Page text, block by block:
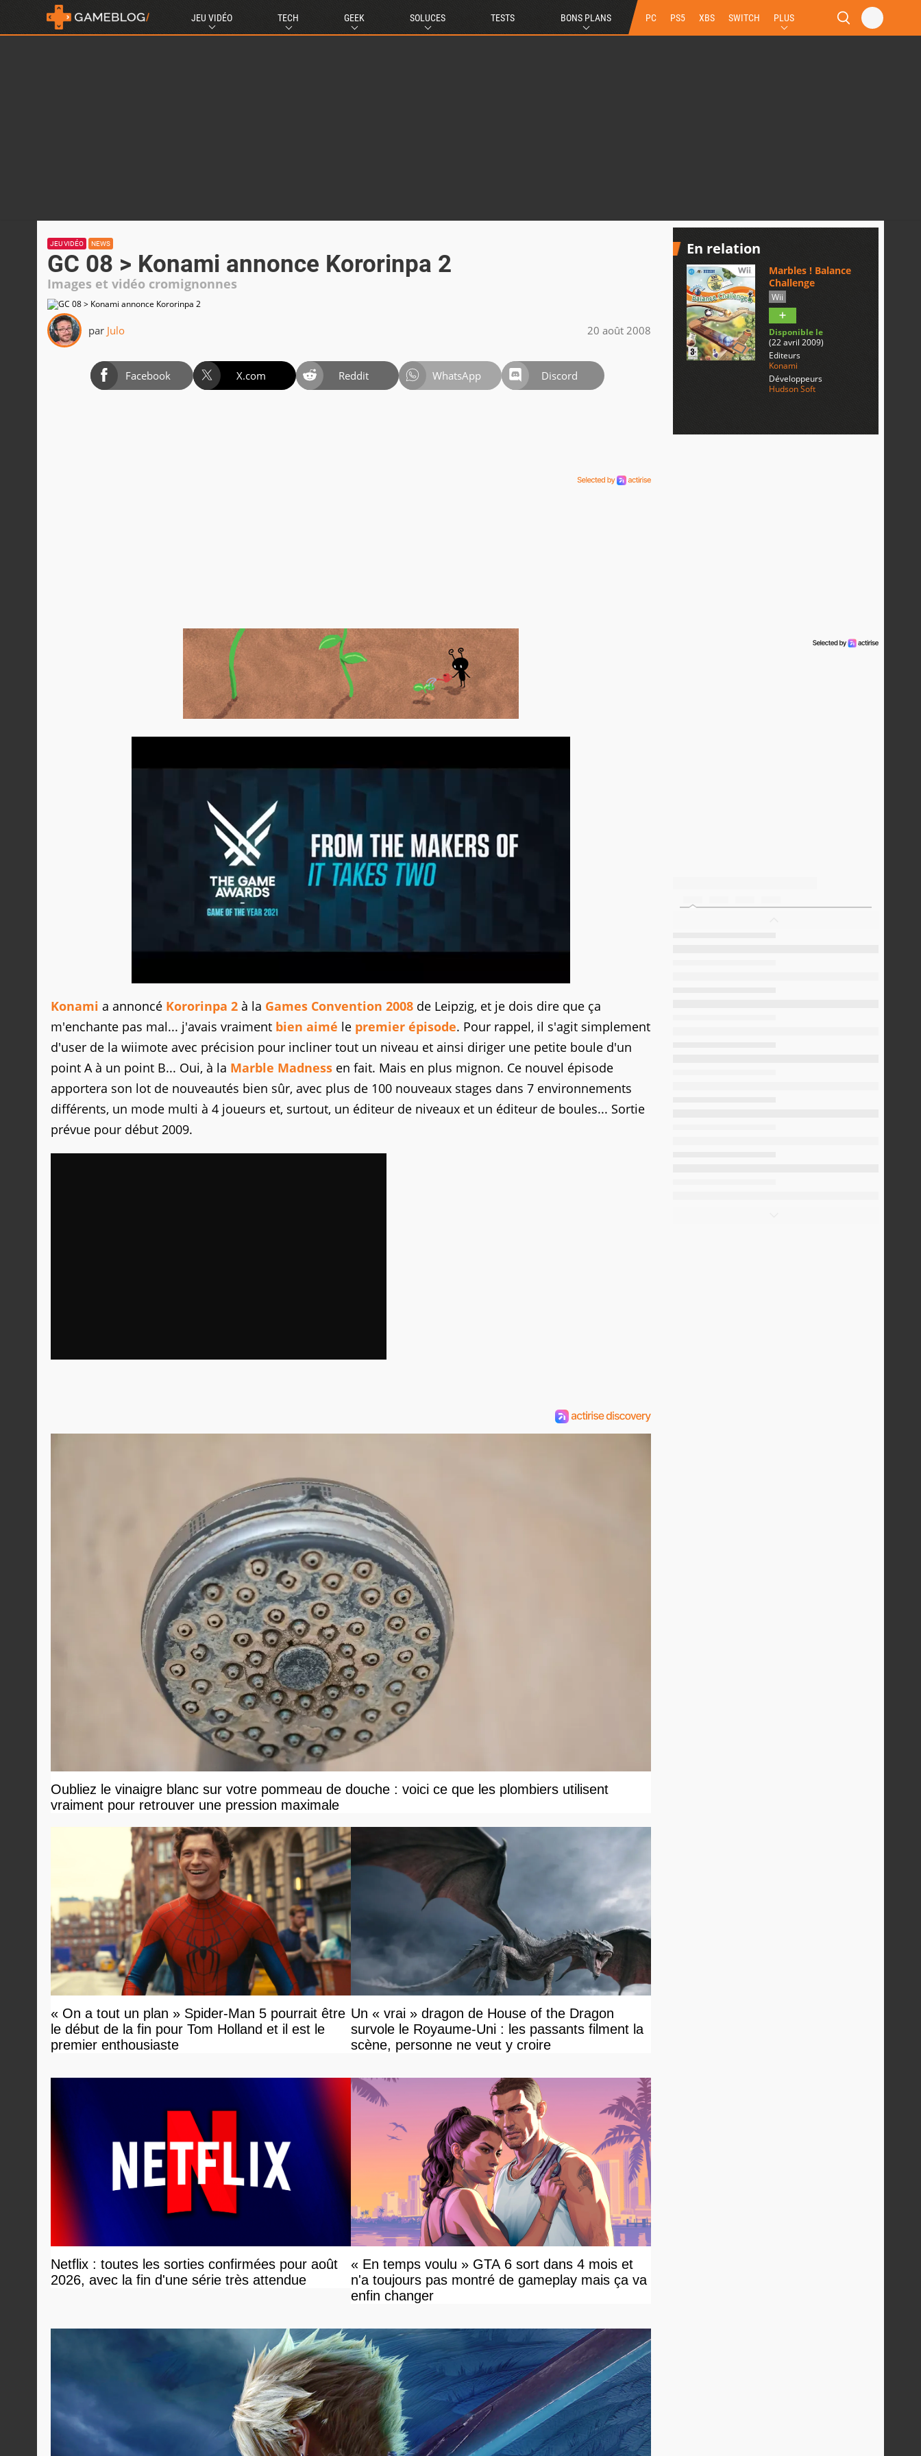
JEU VIDÉO TECH GEEK SOLUCES TESTS BONS PLANS PC PS5 XBS SWITCH PLUS
JEU VIDÉO NEWS
GC 08 > Konami annonce Kororinpa 2
Images et vidéo cromignonnes
par Julo 20 août 2008
Facebook X.com Reddit WhatsApp Discord
Konami a annoncé Kororinpa 2 à la Games Convention 2008 de Leipzig, et je dois dire que ça
m'enchante pas mal... j'avais vraiment bien aimé le premier épisode. Pour rappel, il s'agit simplement
d'user de la wiimote avec précision pour incliner tout un niveau et ainsi diriger une petite boule d'un
point A à un point B... Oui, à la Marble Madness en fait. Mais en plus mignon. Ce nouvel épisode
apportera son lot de nouveautés bien sûr, avec plus de 100 nouveaux stages dans 7 environnements
différents, un mode multi à 4 joueurs et, surtout, un éditeur de niveaux et un éditeur de boules... Sortie
prévue pour début 2009.
Oubliez le vinaigre blanc sur votre pommeau de douche : voici ce que les plombiers utilisent
vraiment pour retrouver une pression maximale
« On a tout un plan » Spider-Man 5 pourrait être
le début de la fin pour Tom Holland et il est le
premier enthousiaste
Un « vrai » dragon de House of the Dragon
survole le Royaume-Uni : les passants filment la
scène, personne ne veut y croire
Netflix : toutes les sorties confirmées pour août
2026, avec la fin d'une série très attendue
« En temps voulu » GTA 6 sort dans 4 mois et
n'a toujours pas montré de gameplay mais ça va
enfin changer
En relation
Marbles ! Balance
Challenge
Wii
Disponible le
(22 avril 2009)
Editeurs
Konami
Développeurs
Hudson Soft